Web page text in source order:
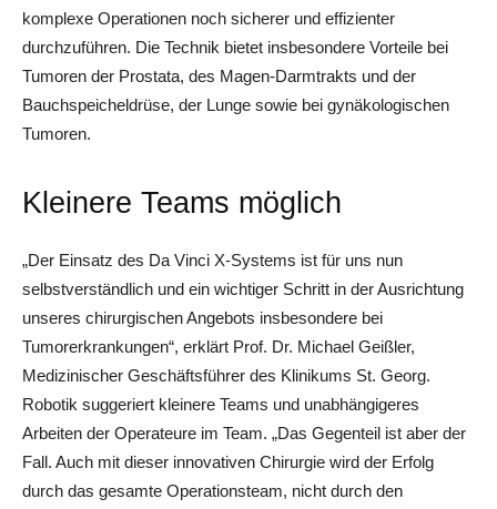
komplexe Operationen noch sicherer und effizienter
durchzuführen. Die Technik bietet insbesondere Vorteile bei
Tumoren der Prostata, des Magen-Darmtrakts und der
Bauchspeicheldrüse, der Lunge sowie bei gynäkologischen
Tumoren.
Kleinere Teams möglich
„Der Einsatz des Da Vinci X-Systems ist für uns nun
selbstverständlich und ein wichtiger Schritt in der Ausrichtung
unseres chirurgischen Angebots insbesondere bei
Tumorerkrankungen“, erklärt Prof. Dr. Michael Geißler,
Medizinischer Geschäftsführer des Klinikums St. Georg.
Robotik suggeriert kleinere Teams und unabhängigeres
Arbeiten der Operateure im Team. „Das Gegenteil ist aber der
Fall. Auch mit dieser innovativen Chirurgie wird der Erfolg
durch das gesamte Operationsteam, nicht durch den